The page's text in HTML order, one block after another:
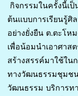
กิจกรรมในครั้งนี้เ
ต้นแบบการเรียนรู้
อย่างยั่งยืน ต.ตะโห
เพื่อน้อมนำเอาศาส
สร้างสรรค์มาใช้ใ
ทางวัฒนธรรมชุมช
วัฒนธรรม บริการท